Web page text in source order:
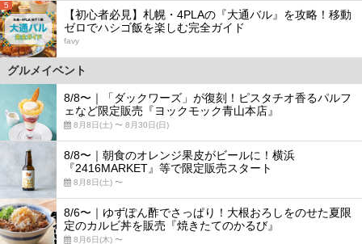
5
【初心者必見】札幌・4PLAの『大通バル』を攻略！移動
ゼロでハシゴ飯を楽しむ完全ガイド
favy
グルメイベント
8/8〜｜「ダックワーズ」が復刻！ピスタチオ香るパルフ
ェなど限定販売『ヨックモック青山本店』
8月8日(土) 〜 8月30日(日)
8/8〜｜朝食のオレンジ果皮がビールに！横浜
『2416MARKET』等で限定販売スタート
8月8日(土) 〜
8/6〜｜ゆずぽん酢でさっぱり！大根おろしをのせた夏限
定のカルビ丼を販売『焼きたてのかるび』
8月6日(木) 〜